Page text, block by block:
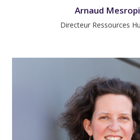
Arnaud
Directeur Ressources